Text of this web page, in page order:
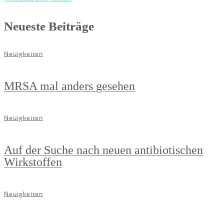
Neueste Beiträge
Neuigkeiten
MRSA mal anders gesehen
Neuigkeiten
Auf der Suche nach neuen antibiotischen
Wirkstoffen
Neuigkeiten